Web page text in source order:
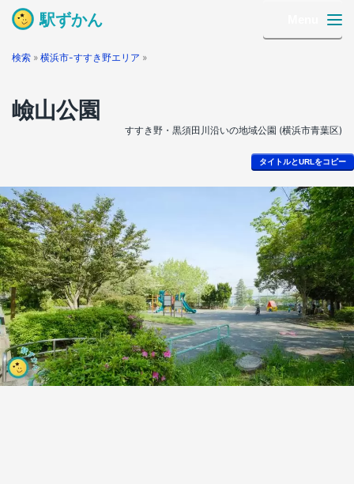
駅ずかん
検索 » 横浜市-すすき野エリア »
嶮山公園
すすき野・黒須田川沿いの地域公園 (横浜市青葉区)
タイトルとURLをコピー